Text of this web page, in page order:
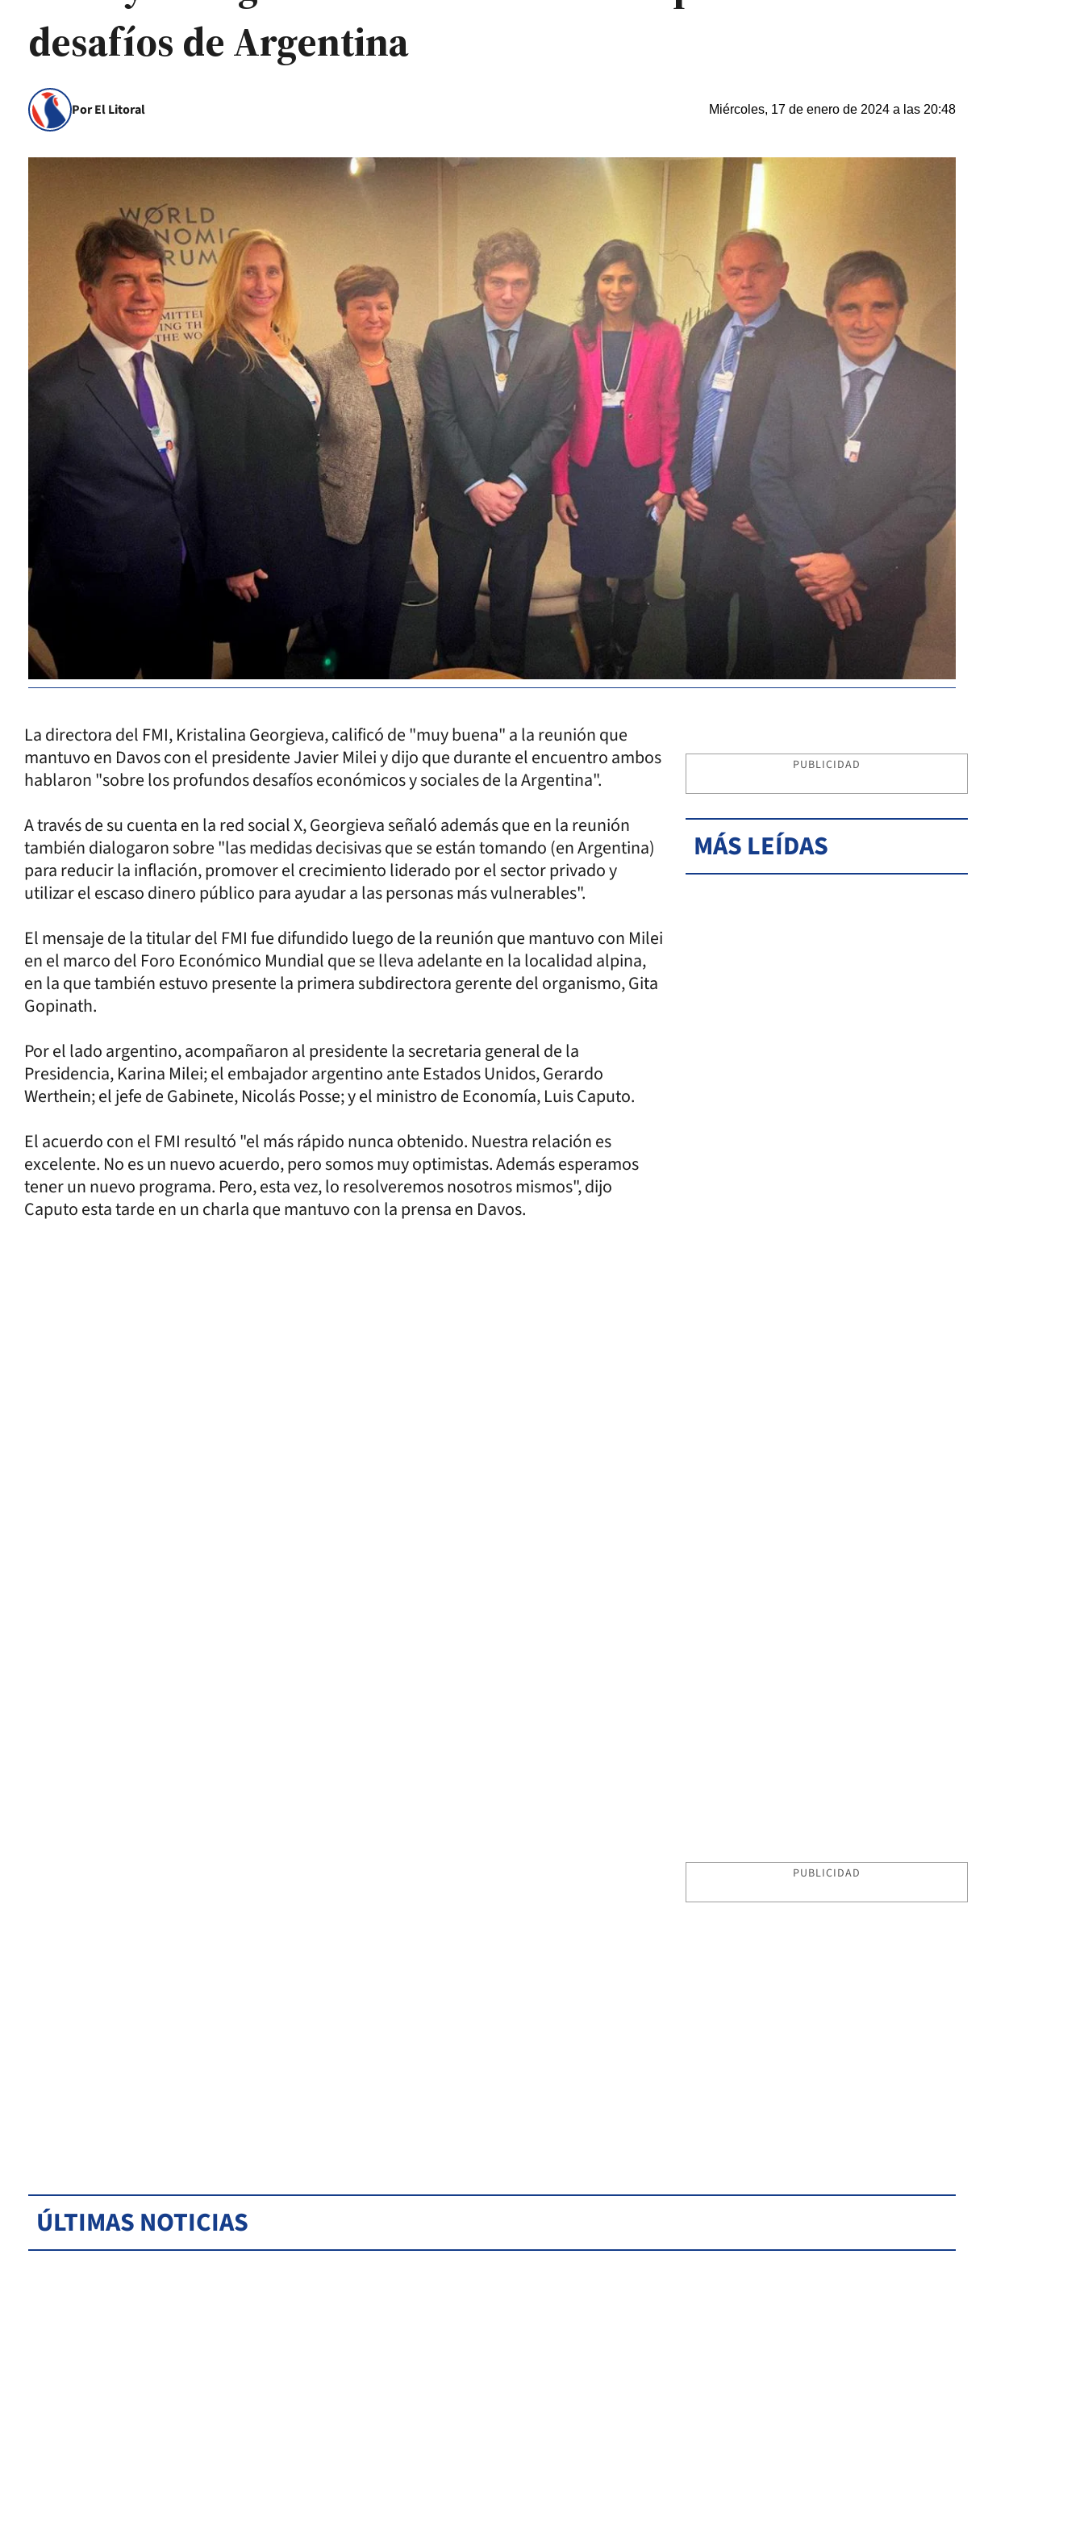
desafíos de Argentina
Por El Litoral Miércoles, 17 de enero de 2024 a las 20:48
La directora del FMI, Kristalina Georgieva, calificó de "muy buena" a la reunión que
mantuvo en Davos con el presidente Javier Milei y dijo que durante el encuentro ambos
hablaron "sobre los profundos desafíos económicos y sociales de la Argentina".
A través de su cuenta en la red social X, Georgieva señaló además que en la reunión
también dialogaron sobre "las medidas decisivas que se están tomando (en Argentina)
para reducir la inflación, promover el crecimiento liderado por el sector privado y
utilizar el escaso dinero público para ayudar a las personas más vulnerables".
El mensaje de la titular del FMI fue difundido luego de la reunión que mantuvo con Milei
en el marco del Foro Económico Mundial que se lleva adelante en la localidad alpina,
en la que también estuvo presente la primera subdirectora gerente del organismo, Gita
Gopinath.
Por el lado argentino, acompañaron al presidente la secretaria general de la
Presidencia, Karina Milei; el embajador argentino ante Estados Unidos, Gerardo
Werthein; el jefe de Gabinete, Nicolás Posse; y el ministro de Economía, Luis Caputo.
El acuerdo con el FMI resultó "el más rápido nunca obtenido. Nuestra relación es
excelente. No es un nuevo acuerdo, pero somos muy optimistas. Además esperamos
tener un nuevo programa. Pero, esta vez, lo resolveremos nosotros mismos", dijo
Caputo esta tarde en un charla que mantuvo con la prensa en Davos.
PUBLICIDAD
MÁS LEÍDAS
PUBLICIDAD
ÚLTIMAS NOTICIAS